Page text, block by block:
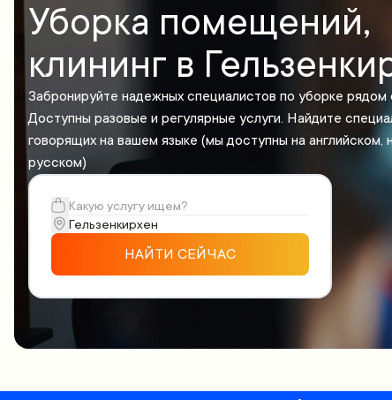
Уборка помещений,
клининг в
Забронируйте надежных специалистов по уборке рядом
Доступны разовые и регулярные услуги. Найдите
говорящих на вашем языке (мы доступны на английском,
русском)
НАЙТИ СЕЙЧАС